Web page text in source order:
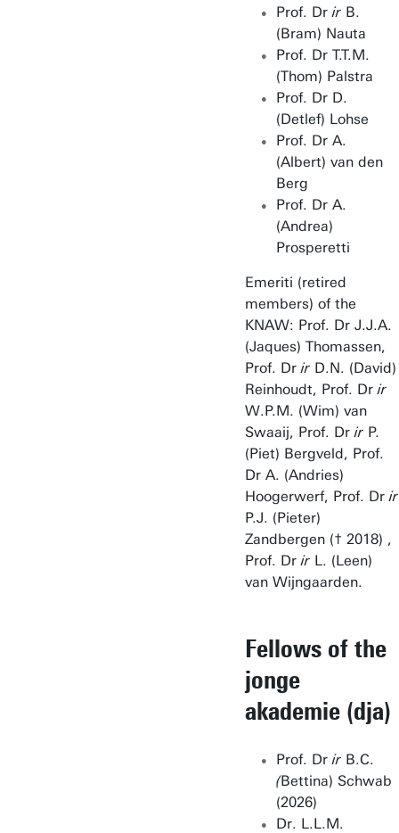
Prof. Drir B.
(Bram) Nauta
Prof. Dr T.T.M.
(Thom) Palstra
Prof. Dr D.
(Detlef) Lohse
Prof. Dr A.
(Albert) van den
Berg
Prof. Dr A.
(Andrea)
Prosperetti
Emeriti (retired
members) of the
KNAW: Prof. Dr J.J.A.
(Jaques) Thomassen,
Prof. Drir D.N. (David)
Reinhoudt, Prof. Drir
W.P.M. (Wim) van
Swaaij, Prof. Drir P.
(Piet) Bergveld, Prof.
Dr A. (Andries)
Hoogerwerf, Prof. Drir
P.J. (Pieter)
Zandbergen († 2018) ,
Prof. Drir L. (Leen)
van Wijngaarden.
Fellows of the
jonge
akademie (dja)
Prof. Drir B.C.
(Bettina) Schwab
(2026)
Dr. L.L.M.